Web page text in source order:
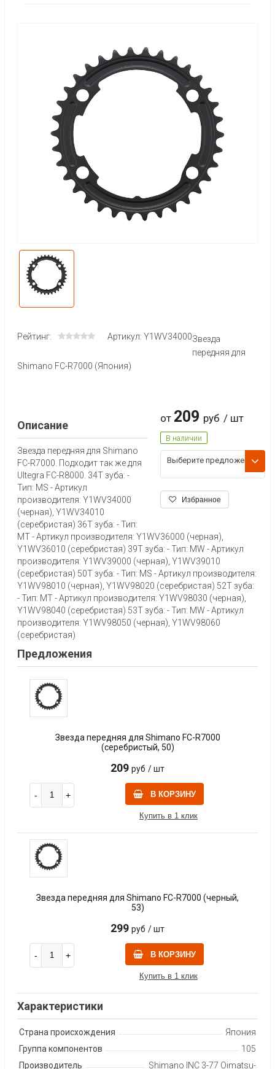
Рейтинг: Артикул: Y1WV34000Звезда
передняя для
Shimano FC-R7000 (Япония)
от 209 руб / шт
В наличии
Выберите предложени
Избранное
Описание
Звезда передняя для Shimano
FC-R7000. Подходит так же для
Ultegra FC-R8000. 34T зуба: -
Тип: MS - Артикул
производителя: Y1WV34000
(черная), Y1WV34010
(серебристая) 36T зуба: - Тип:
MT - Артикул производителя: Y1WV36000 (черная),
Y1WV36010 (серебристая) 39T зуба: - Тип: MW - Артикул
производителя: Y1WV39000 (черная), Y1WV39010
(серебристая) 50T зуба: - Тип: MS - Артикул производителя:
Y1WV98010 (черная), Y1WV98020 (серебристая) 52T зуба:
- Тип: MT - Артикул производителя: Y1WV98030 (черная),
Y1WV98040 (серебристая) 53T зуба: - Тип: MW - Артикул
производителя: Y1WV98050 (черная), Y1WV98060
(серебристая)
Предложения
Звезда передняя для Shimano FC-R7000
(серебристый, 50)
209 руб / шт
В КОРЗИНУ
Купить в 1 клик
Звезда передняя для Shimano FC-R7000 (черный,
53)
299 руб / шт
В КОРЗИНУ
Купить в 1 клик
Характеристики
Страна происхождения
Япония
Группа компонентов
105
Производитель
Shimano INC 3-77 Oimatsu-